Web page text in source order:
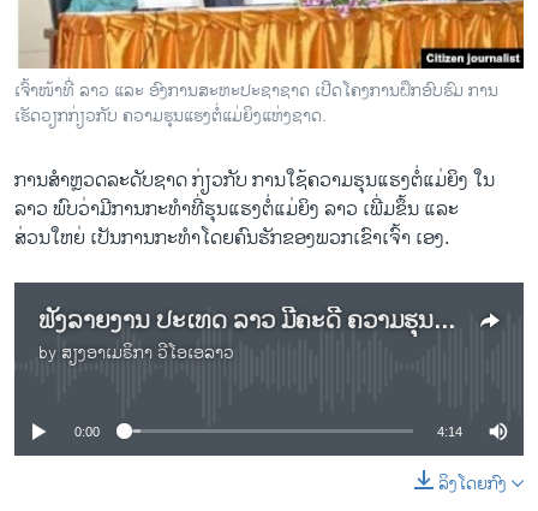
ທຸລະກິດ
ພາສາອັງກິດ
ວີດີໂອ
ລາຍການກະຈາຍສຽງ
ລາຍງານ
ຕິດຕາມພວກເຮົາ ທີ່
ພາສາຕ່າງໆ
ເຈົ້າໜ້າທີ່ ລາວ ແລະ ອົງການສະຫະປະຊາຊາດ ເປີດໂຄງການຝຶກອົບຮົມ ການ
ເຮັດວຽກກ່ຽວກັບ ຄວາມຮຸນແຮງຕໍ່ແມ່ຍິງແຫ່ງຊາດ.
ການສຳຫຼວດລະດັບຊາດ ກ່ຽວກັບ ການໃຊ້ຄວາມຮຸນແຮງຕໍ່ແມ່ຍິງ ໃນ
ລາວ ພົບວ່າມີການກະທຳທີ່ຮຸນແຮງຕໍ່ແມ່ຍິງ ລາວ ເພີ່ມຂຶ້ນ ແລະ
ສ່ວນໃຫຍ່ ເປັນການກະທຳໂດຍຄົນຮັກຂອງພວກເຂົາເຈົ້າ ເອງ.
ຟັງລາຍງານ ປະເທດ ລາວ ມີຄະດີ ຄວາມຮຸນແຮງ ຕໍ່ແມ່ຍິງ ເພີ່ມຂຶ້ນ
by ສຽງອາເມຣິກາ ວີໂອເອລາວ
No media source currently available
0:00 4:14
ລິງໂດຍກົງ